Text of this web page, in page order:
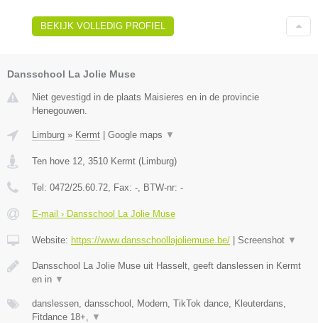
BEKIJK VOLLEDIG PROFIEL
Dansschool La Jolie Muse
Niet gevestigd in de plaats Maisieres en in de provincie
Henegouwen.
Limburg » Kermt Google maps ▼
Ten hove 12 3510 Kermt ( Limburg)
Tel: 0472/25.60.72 , Fax: - , BTW-nr: -
E-mail › Dansschool La Jolie Muse
Website: https://www.dansschoollajoliemuse.be/ Screenshot ▼
Dansschool La Jolie Muse uit Hasselt, geeft danslessen in Kermt
en in ▼
danslessen, dansschool, Modern, TikTok dance, Kleuterdans,
Fitdance 18+,
▼